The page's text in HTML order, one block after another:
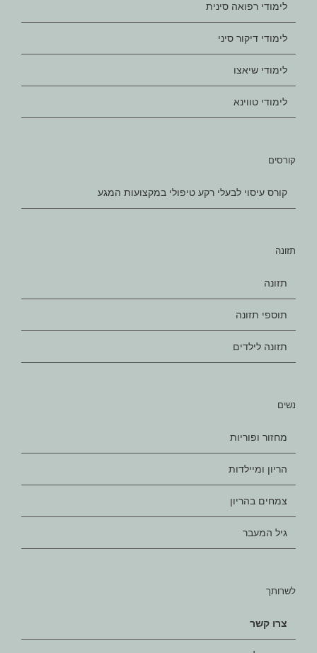
לימודי רפואה סינית
לימודי דיקור סיני
לימודי שיאצו
לימודי טווינא
קורסים
קורס עיסוי לבעלי רקע טיפולי במקצועות המגע
תזונה
תזונה
תוספי תזונה
תזונה לילדים
נשים
מחזור ופוריות
הריון ומיילדות
צמחים בהריון
גיל המעבר
לשרותך
צרו קשר